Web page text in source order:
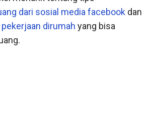
dari sosial media facebook dan
pekerjaan dirumah yang bisa